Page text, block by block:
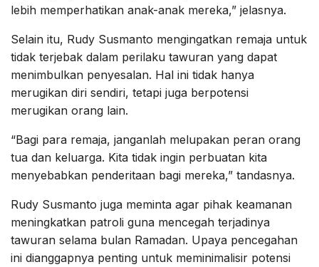
lebih memperhatikan anak-anak mereka,” jelasnya.
Selain itu, Rudy Susmanto mengingatkan remaja untuk
tidak terjebak dalam perilaku tawuran yang dapat
menimbulkan penyesalan. Hal ini tidak hanya
merugikan diri sendiri, tetapi juga berpotensi
merugikan orang lain.
“Bagi para remaja, janganlah melupakan peran orang
tua dan keluarga. Kita tidak ingin perbuatan kita
menyebabkan penderitaan bagi mereka,” tandasnya.
Rudy Susmanto juga meminta agar pihak keamanan
meningkatkan patroli guna mencegah terjadinya
tawuran selama bulan Ramadan. Upaya pencegahan
ini dianggapnya penting untuk meminimalisir potensi